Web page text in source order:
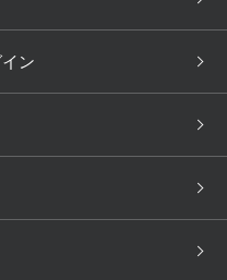
Mens Innerwear
ワコールスタイル
人間科学研究開発センター見
学
ン